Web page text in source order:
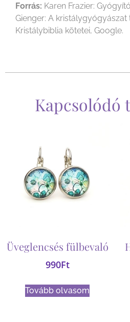
Forrás: Karen Frazier:
Gienger: A
Kristálybiblia kötetei, Google.
Kapcsolódó
Üveglencsés fülbevaló
990Ft
Tovább olvasom